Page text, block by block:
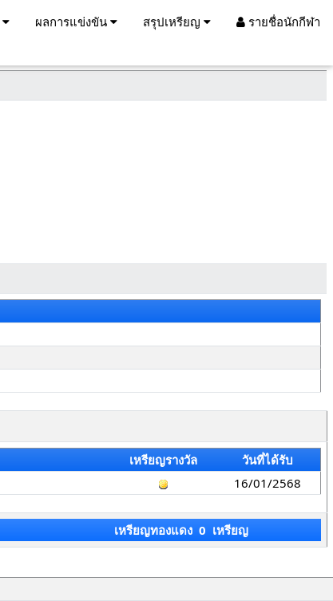
ผลการแข่งขัน สรุปเหรียญ รายชื่อนักกีฬา
เหรียญรางวัล
วันที่ได้รับ
16/01/2568
เหรียญทองแดง 0 เหรียญ